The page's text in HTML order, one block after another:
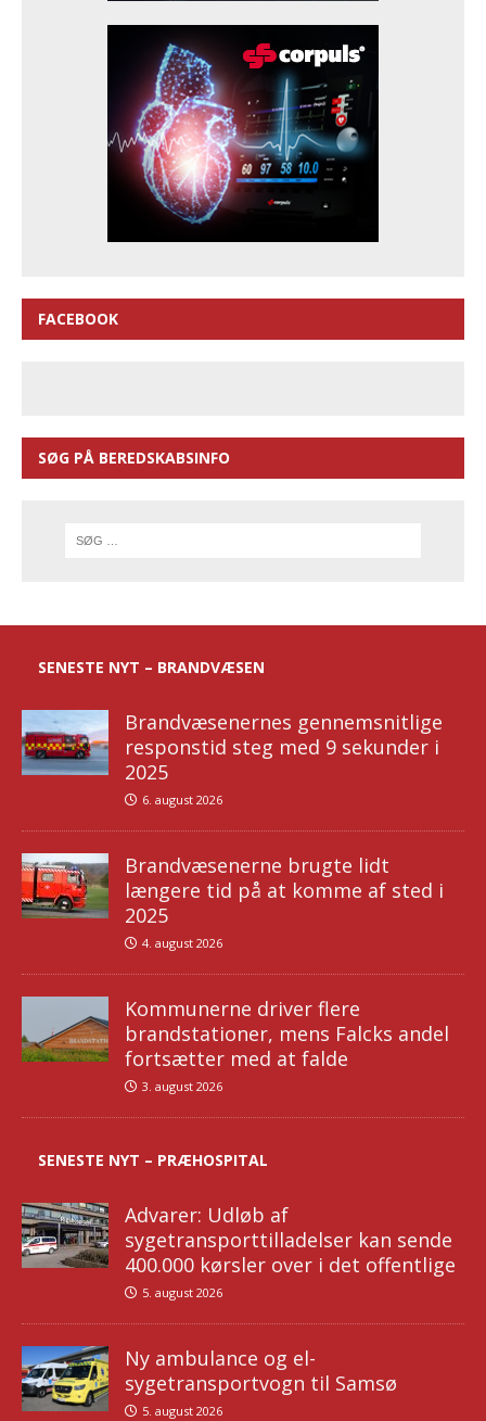
FACEBOOK
SØG PÅ BEREDSKABSINFO
SENESTE NYT – BRANDVÆSEN
Brandvæsenernes gennemsnitlige
responstid steg med 9 sekunder i
2025
6. august 2026
Brandvæsenerne brugte lidt
længere tid på at komme af sted i
2025
4. august 2026
Kommunerne driver flere
brandstationer, mens Falcks andel
fortsætter med at falde
3. august 2026
SENESTE NYT – PRÆHOSPITAL
Advarer: Udløb af
sygetransporttilladelser kan sende
400.000 kørsler over i det offentlige
5. august 2026
Ny ambulance og el-
sygetransportvogn til Samsø
5. august 2026